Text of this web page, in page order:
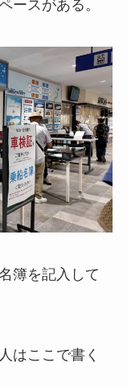
ースがある。
簿を記入して
はここで書く